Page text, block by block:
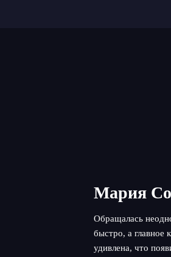
Мария
Обращалась
быстро, а главное
удивлена, что